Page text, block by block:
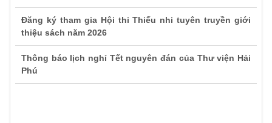
Đăng ký tham gia Hội thi Thiếu nhi tuyên truyền giới
thiệu sách năm 2026
Thông báo lịch nghỉ Tết nguyên đán của Thư viện Hải
Phú